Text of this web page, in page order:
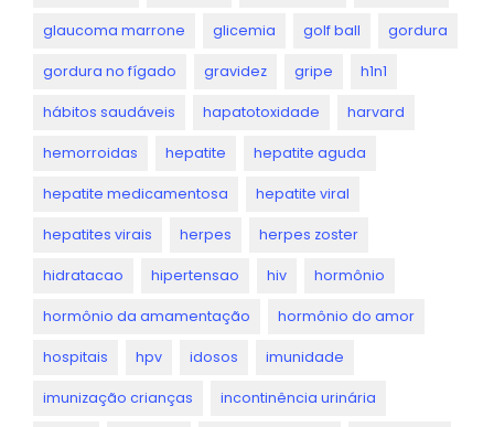
glaucoma marrone glicemia golf ball gordura
gordura no fígado gravidez gripe h1n1
hábitos saudáveis hapatotoxidade harvard
hemorroidas hepatite hepatite aguda
hepatite medicamentosa hepatite viral
hepatites virais herpes herpes zoster
hidratacao hipertensao hiv hormônio
hormônio da amamentação hormônio do amor
hospitais hpv idosos imunidade
imunização crianças incontinência urinária